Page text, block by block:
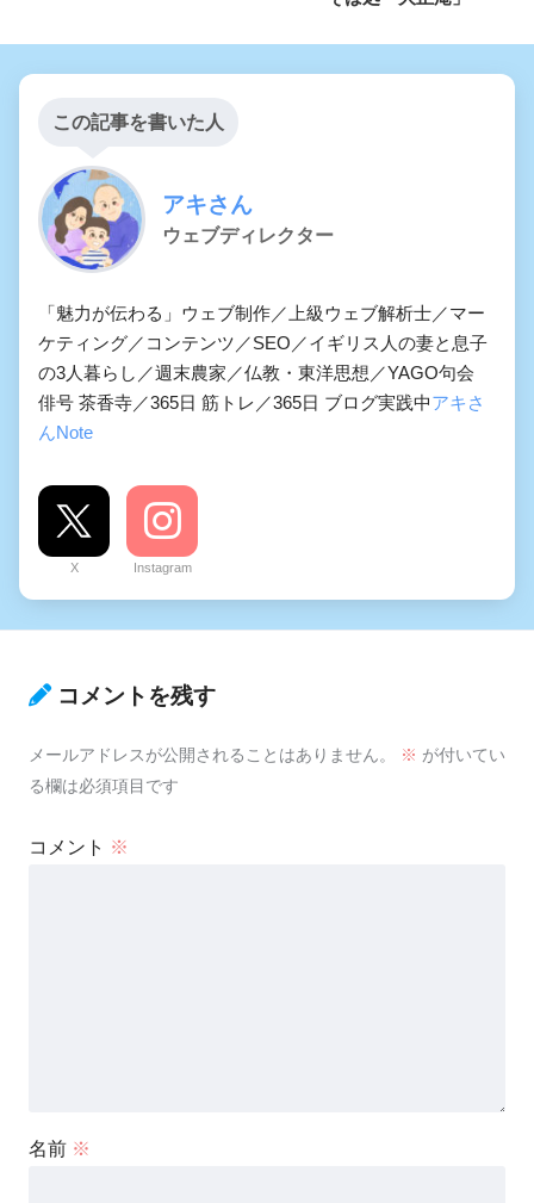
この記事を書いた人
アキさん
ウェブディレクター
「魅力が伝わる」ウェブ制作／上級ウェブ解析士／マー
ケティング／コンテンツ／SEO／イギリス人の妻と息子
の3人暮らし／週末農家／仏教・東洋思想／YAGO句会
俳号 茶香寺／365日 筋トレ／365日 ブログ実践中アキさ
んNote
X Instagram
コメントを残す
メールアドレスが公開されることはありません。 ※ が付いてい
る欄は必須項目です
コメント ※
名前 ※